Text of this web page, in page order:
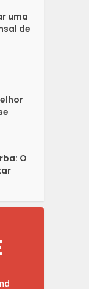
uma
de
O